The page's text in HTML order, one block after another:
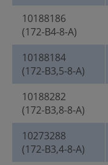
10188186
(172-B4-8-A)
10188184
(172-B3,5-8-A)
10188282
(172-B3,8-8-A)
10273288
(172-B3,4-8-A)